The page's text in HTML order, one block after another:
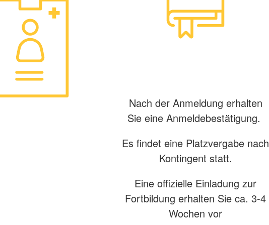
Nach der Anmeldung erhalten
Sie eine Anmeldebestätigung.
Es findet eine Platzvergabe nach
Kontingent statt.
Eine offizielle Einladung zur
Fortbildung erhalten Sie ca. 3-4
Wochen vor